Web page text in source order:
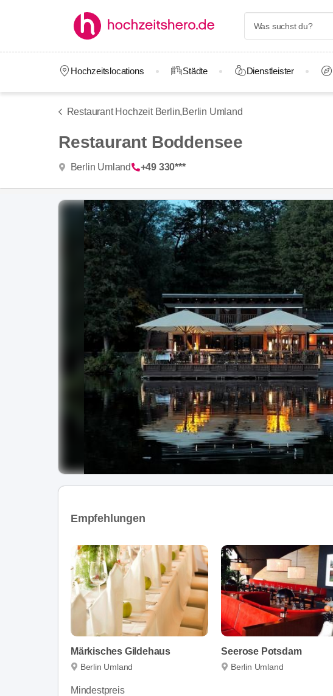
Hochzeitslocations Städte Dienstleister
Restaurant Hochzeit Berlin,Berlin Umland
Restaurant Boddensee
Berlin Umland +49 330***
Empfehlungen
Märkisches Gildehaus
Berlin Umland
Mindestpreis
Seerose Potsdam
Berlin Umland